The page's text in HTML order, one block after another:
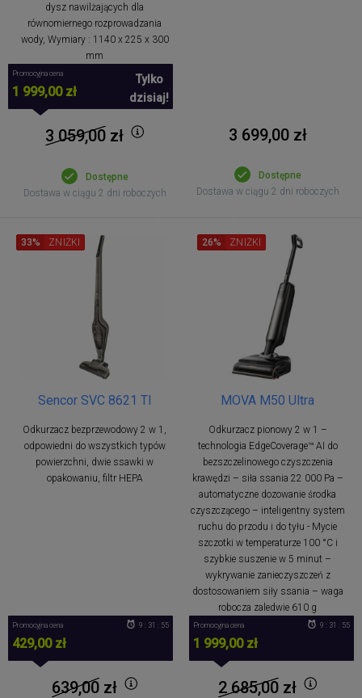
dysz nawilżających dla
równomiernego rozprowadzania
wody, Wymiary : 1140 x 225 x 300
mm
Promocyjna cena
1 999,00 zł
Tylko
dzisiaj!
3 059,00zł
Dostępne
Dostawa w ciągu 2 dni roboczych
3 699,00 zł
Dostępne
Dostawa w ciągu 2 dni roboczych
Sencor SVC 8621 TI
Odkurzacz bezprzewodowy 2 w 1,
odpowiedni do wszystkich typów
powierzchni, dwie ssawki w
opakowaniu, filtr HEPA
33% ZNIŻKI
Promocyjna cena
429,00 zł
9 : 31 : 54
639,00zł
MOVA M50 Ultra
Odkurzacz pionowy 2 w 1 –
technologia EdgeCoverage™ AI do
bezszczelinowego czyszczenia
krawędzi – siła ssania 22 000 Pa –
automatyczne dozowanie środka
czyszczącego – inteligentny system
ruchu do przodu i do tyłu - Mycie
szczotki w temperaturze 100 °C i
szybkie suszenie w 5 minut –
wykrywanie zanieczyszczeń z
dostosowaniem siły ssania – waga
robocza zaledwie 610 g
26% ZNIŻKI
Promocyjna cena
1 999,00 zł
9 : 31 : 54
2 685,00zł